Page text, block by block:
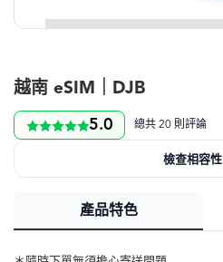
越南 eSIM｜DJB
5.0 總共 20 則評論
檢查相容性
產品特色